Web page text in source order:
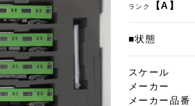
ランク 【A】
■状態
スケール
メーカー
メーカー品番